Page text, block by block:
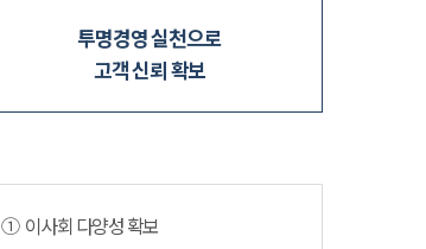
투명경영 실천으로
고객 신뢰 확보
① 이사회 다양성 확보